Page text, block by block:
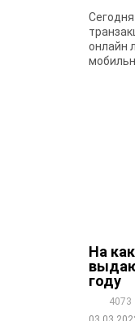
онлайн
На
году
4073